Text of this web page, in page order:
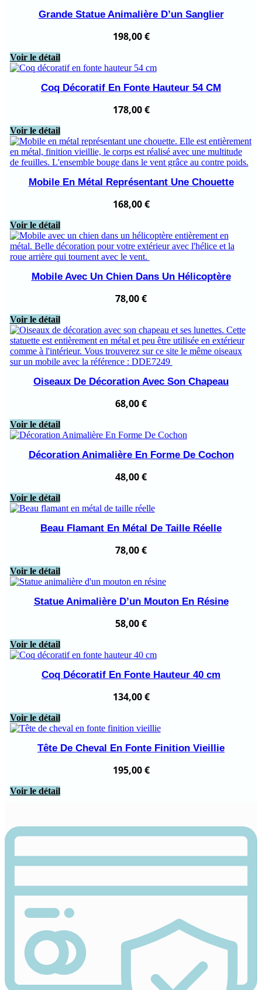
Grande Statue Animalière D’un Sanglier
198,00€
Voir le détail
Coq Décoratif En Fonte Hauteur 54 CM
178,00€
Voir le détail
Mobile En Métal Représentant Une Chouette
168,00€
Voir le détail
Mobile Avec Un Chien Dans Un Hélicoptère
78,00€
Voir le détail
Oiseaux De Décoration Avec Son Chapeau
68,00€
Voir le détail
Décoration Animalière En Forme De Cochon
48,00€
Voir le détail
Beau Flamant En Métal De Taille Réelle
78,00€
Voir le détail
Statue Animalière D’un Mouton En Résine
58,00€
Voir le détail
Coq Décoratif En Fonte Hauteur 40 cm
134,00€
Voir le détail
Tête De Cheval En Fonte Finition Vieillie
195,00€
Voir le détail